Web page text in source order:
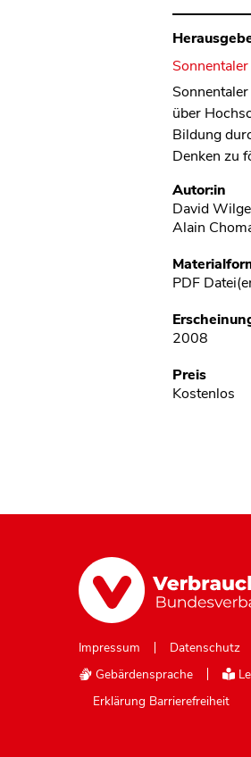
über
Bildung
Denken zu
Metadaten
Autor:in
David
Alain
PDF
2008
Preis
Kostenlos
Impressum Datenschutz
Gebärdensprache
Erklärung Barrierefreiheit